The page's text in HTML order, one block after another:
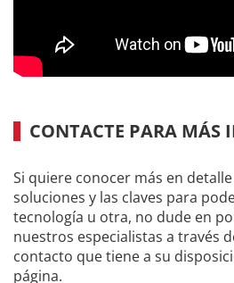
CONTACTE PARA MÁS
Si quiere conocer más en
soluciones y las claves para
tecnología u otra, no dude en
nuestros especialistas a través
contacto que tiene a su
página.